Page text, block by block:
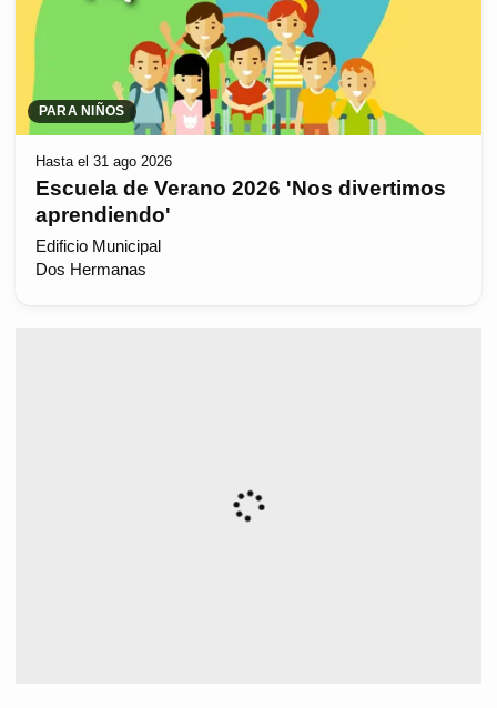
PARA NIÑOS
Hasta el 31 ago 2026
Escuela de Verano 2026 'Nos divertimos
aprendiendo'
Edificio Municipal
Dos Hermanas